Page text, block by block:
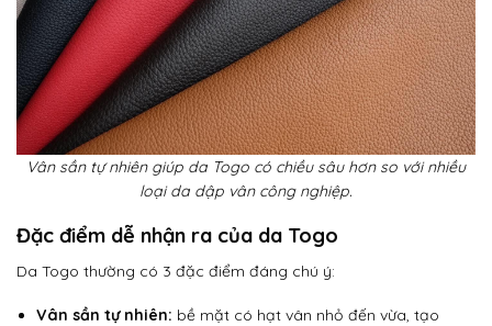
Vân sần tự nhiên giúp da Togo có chiều sâu hơn so với nhiều
loại da dập vân công nghiệp.
Đặc điểm dễ nhận ra của da Togo
Da Togo thường có 3 đặc điểm đáng chú ý:
Vân sần tự nhiên: bề mặt có hạt vân nhỏ đến vừa, tạo